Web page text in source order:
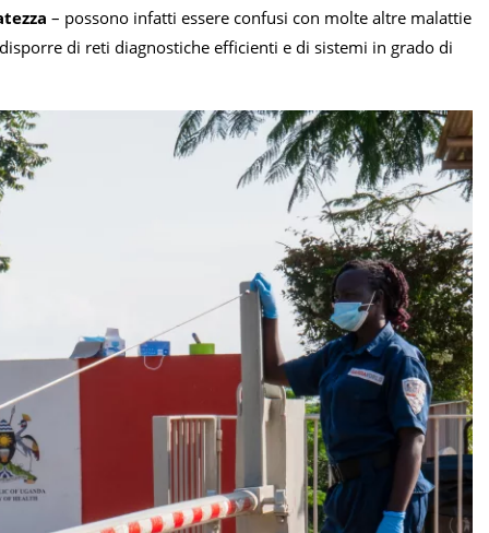
– possono infatti essere confusi con molte altre malattie
di reti diagnostiche efficienti e di sistemi in grado di